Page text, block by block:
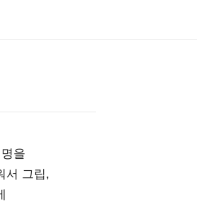
을
서 그립,